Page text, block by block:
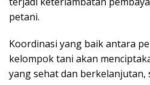
petani.
Koordinasi yang baik antara
kelompok tani akan
yang sehat dan